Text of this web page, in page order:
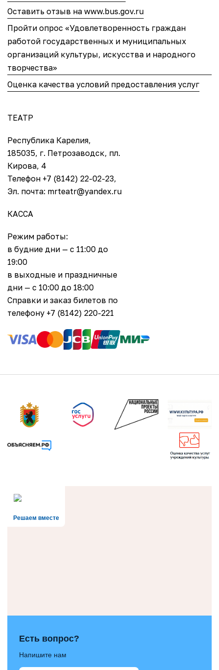
Оставить отзыв на www.bus.gov.ru
Пройти опрос «Удовлетворенность граждан
работой государственных и муниципальных
организаций культуры, искусства и народного
творчества»
Оценка качества условий предоставления услуг
ТЕАТР
Республика Карелия,
185035, г. Петрозаводск, пл.
Кирова, 4
Телефон +7 (8142) 22-02-23,
Эл. почта: mrteatr@yandex.ru
КАССА
Режим работы:
в будние дни — с 11:00 до
19:00
в выходные и праздничные
дни — с 10:00 до 18:00
Справки и заказ билетов по
телефону +7 (8142) 220-221
Решаем вместе
Есть вопрос?
Напишите нам